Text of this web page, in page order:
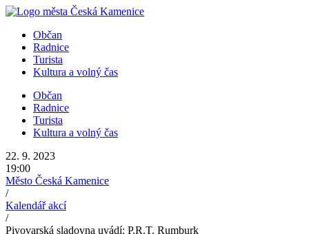
Přejít
obsahuObčan
Radnice
Turista
Kultura a volný čas
Občan
Radnice
Turista
Kultura a volný čas
22. 9. 2023
19:00
Město Česká Kamenice
/
Kalendář akcí
/
Pivovarská sladovna uvádí: P.R.T. Rumburk